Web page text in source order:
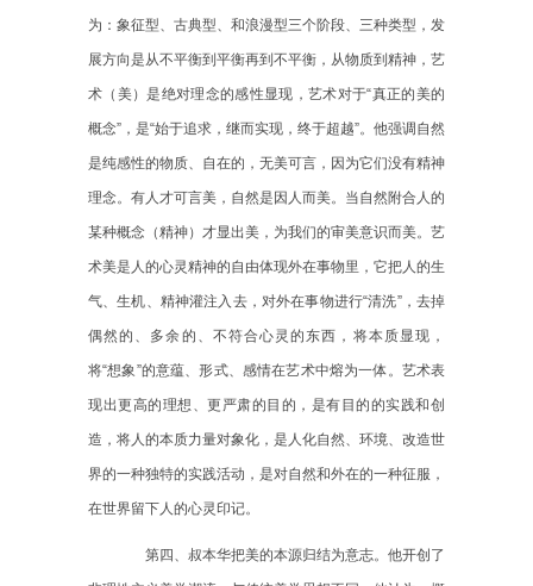
为：象征型、古典型、和浪漫型三个阶段、三种类型，发
展方向是从不平衡到平衡再到不平衡，从物质到精神，艺
术（美）是绝对理念的感性显现，艺术对于“真正的美的
概念”，是“始于追求，继而实现，终于超越”。他强调自然
是纯感性的物质、自在的，无美可言，因为它们没有精神
理念。有人才可言美，自然是因人而美。当自然附合人的
某种概念（精神）才显出美，为我们的审美意识而美。艺
术美是人的心灵精神的自由体现外在事物里，它把人的生
气、生机、精神灌注入去，对外在事物进行“清洗”，去掉
偶然的、多余的、不符合心灵的东西，将本质显现，
将“想象”的意蕴、形式、感情在艺术中熔为一体。艺术表
现出更高的理想、更严肃的目的，是有目的的实践和创
造，将人的本质力量对象化，是人化自然、环境、改造世
界的一种独特的实践活动，是对自然和外在的一种征服，
在世界留下人的心灵印记。
第四、叔本华把美的本源归结为意志。他开创了